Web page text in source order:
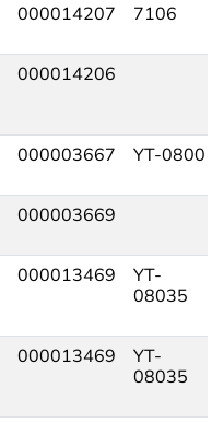
000014207 7106
000014206
000003667 YT-0800
000003669
000013469
YT-
08035
000013469
YT-
08035